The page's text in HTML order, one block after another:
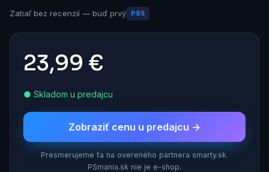
Zatiaľ bez recenzií — buď prvý PS5
23,99 €
● Skladom u predajcu
Zobraziť cenu u predajcu →
Presmerujeme ťa na overeného partnera smarty.sk.
PSmania.sk nie je e-shop.